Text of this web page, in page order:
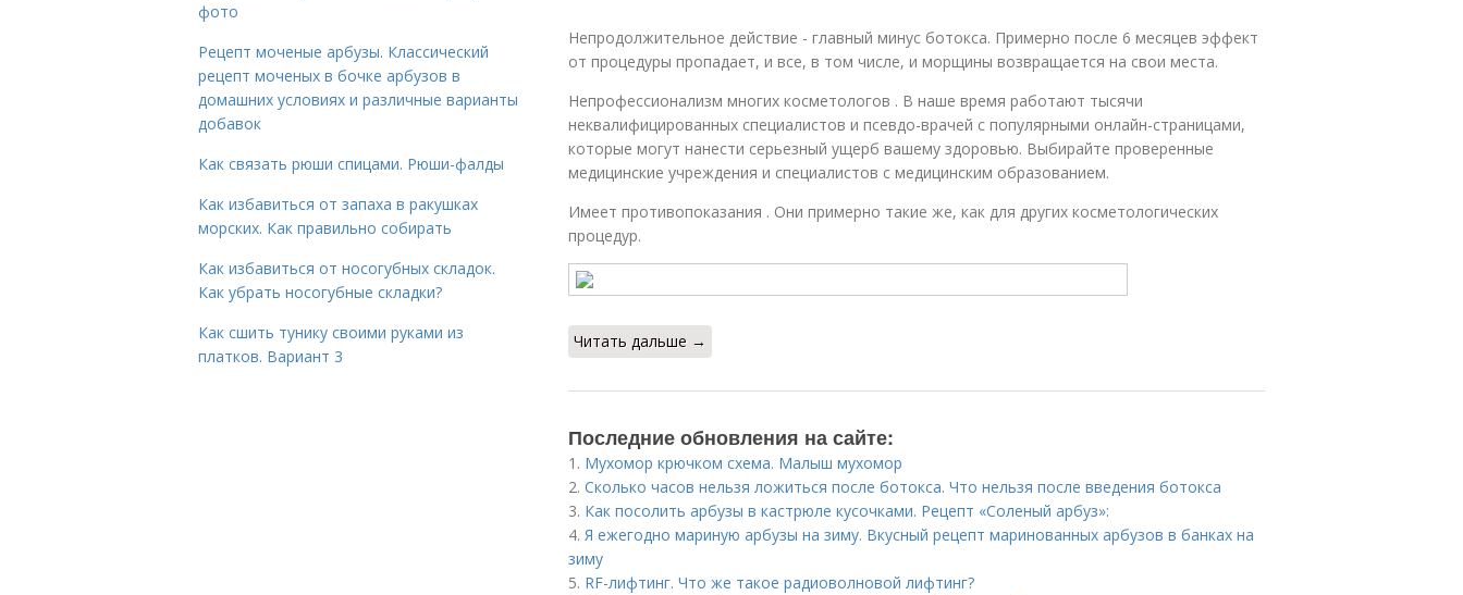
Непродолжительное действие - главный минус ботокса. Примерно после 6 месяцев эффект
от процедуры пропадает, и все, в том числе, и морщины возвращается на свои места.
Непрофессионализм многих косметологов . В наше время работают тысячи
неквалифицированных специалистов и псевдо-врачей с популярными онлайн-страницами,
которые могут нанести серьезный ущерб вашему здоровью. Выбирайте проверенные
медицинские учреждения и специалистов с медицинским образованием.
Имеет противопоказания . Они примерно такие же, как для других косметологических
процедур.
Читать дальше →
Последние обновления на сайте:
1. Мухомор крючком схема. Малыш мухомор
2. Сколько часов нельзя ложиться после ботокса. Что нельзя после введения ботокса
3. Как посолить арбузы в кастрюле кусочками. Рецепт «Соленый арбуз»:
4. Я ежегодно мариную арбузы на зиму. Вкусный рецепт маринованных арбузов в банках на
зиму
5. RF-лифтинг. Что же такое радиоволновой лифтинг?
фото
Рецепт моченые арбузы. Классический
рецепт моченых в бочке арбузов в
домашних условиях и различные варианты
добавок
Как связать рюши спицами. Рюши-фалды
Как избавиться от запаха в ракушках
морских. Как правильно собирать
Как избавиться от носогубных складок.
Как убрать носогубные складки?
Как сшить тунику своими руками из
платков. Вариант 3